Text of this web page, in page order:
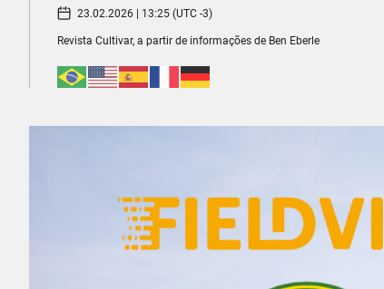
23.02.2026 | 13:25 (UTC -3)
Revista Cultivar, a partir de informações de Ben Eberle